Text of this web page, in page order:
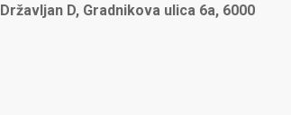
Državljan D, Gradnikova ulica 6a, 6000